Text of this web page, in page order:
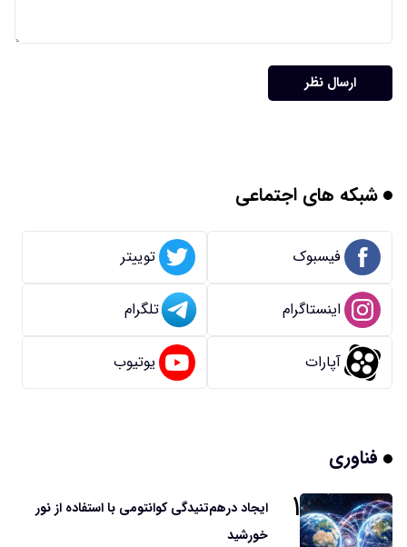
ارسال نظر
شبکه های اجتماعی
فیسبوک توییتر
اینستاگرام تلگرام
آپارات یوتیوب
فناوری
۱
ایجاد درهم‌تنیدگی کوانتومی با استفاده از نور
خورشید